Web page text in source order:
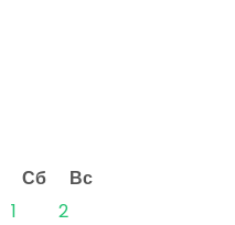
Сб
Вс
1
2